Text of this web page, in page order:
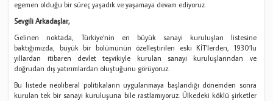
egemen olduğu bir süreç yaşadık ve yaşamaya devam ediyoruz.
Sevgili Arkadaşlar,
Gelinen noktada, Türkiye’nin en büyük sanayi kuruluşları listesine
baktığımızda, büyük bir bölümünün özelleştirilen eski KİT’lerden, 1930’lu
yıllardan itibaren devlet teşvikiyle kurulan sanayi kuruluşlarından ve
doğrudan dış yatırımlardan oluştuğunu görüyoruz.
Bu listede neoliberal politikaların uygulanmaya başlandığı dönemden sonra
kurulan tek bir sanayi kuruluşuna bile rastlamıyoruz. Ülkedeki köklü şirketler